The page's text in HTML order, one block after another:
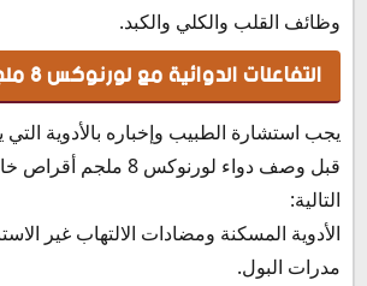
وظائف القلب والكلي والكبد.
التفاعلات الدوائية مع لورنوكس 8 ملجم أقراص
يجب استشارة الطبيب وإخباره بالأدوية التي
قبل وصف دواء لورنوكس 8
التالية:
الأدوية المسكنة ومضادات الالتهاب غير
مدرات البول.